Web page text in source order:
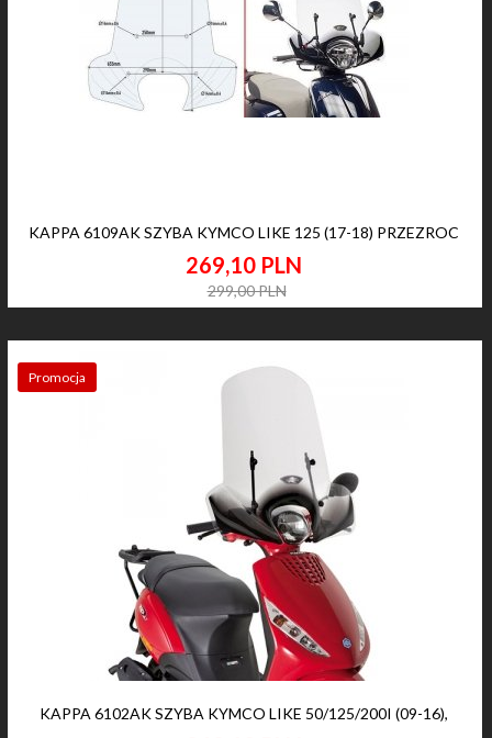
KAPPA 6109AK SZYBA KYMCO LIKE 125 (17-18) PRZEZROC
269,10 PLN
299,00 PLN
Promocja
KAPPA 6102AK SZYBA KYMCO LIKE 50/125/200I (09-16),